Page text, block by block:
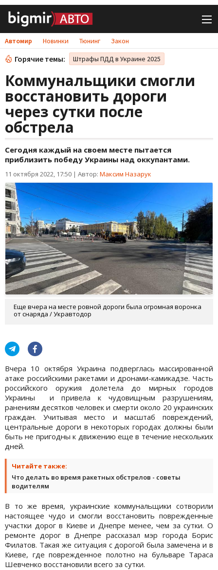
Автомир Новинки Тюнинг Закон
Горячие темы: Штрафы ПДД в Украине 2025
Коммунальщики смогли
восстановить дороги
через сутки после
обстрела
Сегодня каждый на своем месте пытается
приблизить победу Украины над оккупантами.
11 октября 2022, 17:50 | Автор: Максим Назарук
Еще вчера на месте ровной дороги была огромная воронка
от снаряда / Укравтодор
Вчера 10 октября Украина подверглась массированной
атаке российскими ракетами и дронами-камикадзе. Часть
российского оружия долетела до мирных городов
Украины и привела к чудовищным разрушениям,
ранениям десятков человек и смерти около 20 украинских
граждан. Учитывая место и масштаб повреждений,
центральные дороги в некоторых городах должны были
быть не пригодны к движению еще в течение нескольких
дней.
Читайте также:
Что делать во время ракетных обстрелов - советы
водителям
В то же время, украинские коммунальщики сотворили
настоящее чудо и смогли восстановить поврежденные
участки дорог в Киеве и Днепре менее, чем за сутки. О
ремонте дорог в Днепре рассказал мэр города Борис
Филатов. Такая же ситуация с дорогой была замечена и в
Киеве, где поврежденное полотно на бульваре Тараса
Шевченко восстановили всего за сутки.